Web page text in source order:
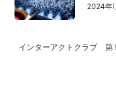
2024年
インターアクトクラブ 第